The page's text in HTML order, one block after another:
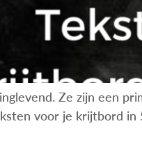
Ze zijn een
voor je krijtbord in